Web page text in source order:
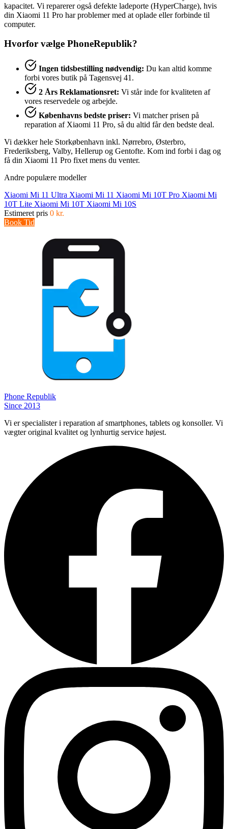
kapacitet. Vi reparerer også defekte ladeporte (HyperCharge), hvis
din Xiaomi 11 Pro har problemer med at oplade eller forbinde til
computer.
Hvorfor vælge PhoneRepublik?
Ingen tidsbestilling nødvendig: Du kan altid komme
forbi vores butik på Tagensvej 41.
2 Års Reklamationsret: Vi står inde for kvaliteten af
vores reservedele og arbejde.
Københavns bedste priser: Vi matcher prisen på
reparation af Xiaomi 11 Pro, så du altid får den bedste deal.
Vi dækker hele Storkøbenhavn inkl. Nørrebro, Østerbro,
Frederiksberg, Valby, Hellerup og Gentofte. Kom ind forbi i dag og
få din Xiaomi 11 Pro fixet mens du venter.
Andre populære modeller
Xiaomi Mi 11 Ultra Xiaomi Mi 11 Xiaomi Mi 10T Pro Xiaomi Mi
10T Lite Xiaomi Mi 10T Xiaomi Mi 10S
Estimeret pris 0 kr.
Book Tid
Phone Republik
Since 2013
Vi er specialister i reparation af smartphones, tablets og konsoller. Vi
vægter original kvalitet og lynhurtig service højest.